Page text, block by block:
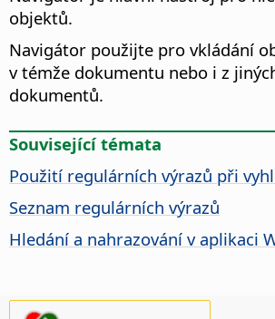
objektů.
Navigátor použijte pro vkládání
v témže dokumentu nebo i z
dokumentů.
Související témata
Použití regulárních výrazů při
Seznam regulárních výrazů
Hledání a nahrazování v aplikaci